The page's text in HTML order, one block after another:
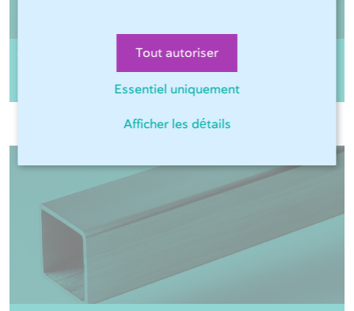
Tout autoriser
Essentiel uniquement
Afficher les détails
Tube rectangulaire Inox 304 gr320 non-